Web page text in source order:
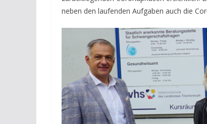
neben den laufenden Aufgaben auch die